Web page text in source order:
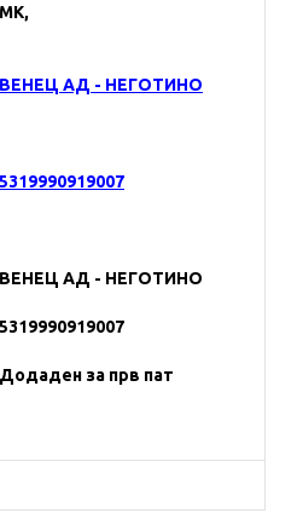
MK,
ВЕНЕЦ АД - НЕГОТИНО
5319990919007
ВЕНЕЦ АД - НЕГОТИНО
5319990919007
Додаден за прв пат